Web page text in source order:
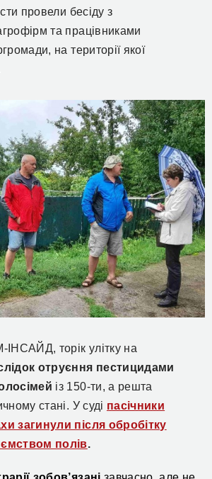
провели бесіду з
та працівниками
на території якої
торік улітку на
отруєння пестицидами
із 150-ти, а решта
стані. У суді пасічники
загинули після обробітку
полів.